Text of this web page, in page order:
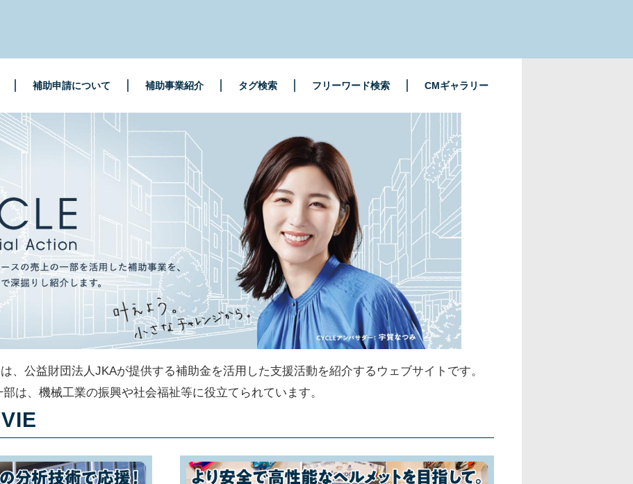
補助申請について 補助事業紹介 タグ検索 フリーワード検索 CMギャラリー
、公益財団法人JKAが提供する補助金を活用した支援活動を紹介するウェブサイトです。
は、機械工業の振興や社会福祉等に役立てられています。